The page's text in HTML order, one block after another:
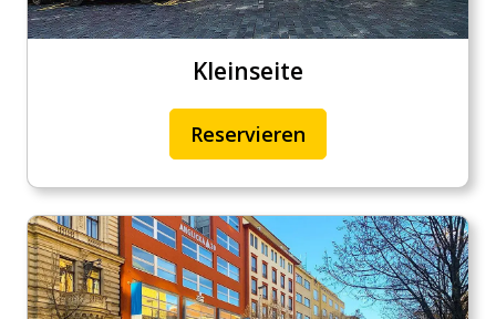
Kleinseite
Reservieren